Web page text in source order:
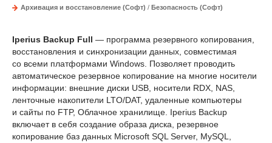
Архивация и восстановление (Софт) / Безопасность (Софт)
Iperius Backup Full — программа резервного копирования,
восстановления и синхронизации данных, совместимая
со всеми платформами Windows. Позволяет проводить
автоматическое резервное копирование на многие носители
информации: внешние диски USB, носители RDX, NAS,
ленточные накопители LTO/DAT, удаленные компьютеры
и сайты по FTP, Облачное хранилище. Iperius Backup
включает в себя создание образа диска, резервное
копирование баз данных Microsoft SQL Server, MySQL,